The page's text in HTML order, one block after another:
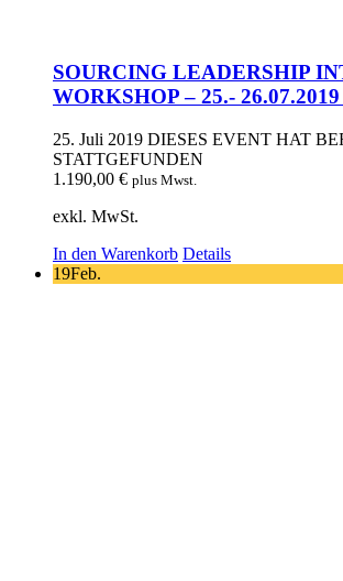
SOURCING LEADERSHIP
WORKSHOP – 25.-
25. Juli 2019 DIESES EVENT HAT
STATTGEFUNDEN
1.190,00 € plus Mwst.
exkl. MwSt.
In den Warenkorb Details
19Feb.